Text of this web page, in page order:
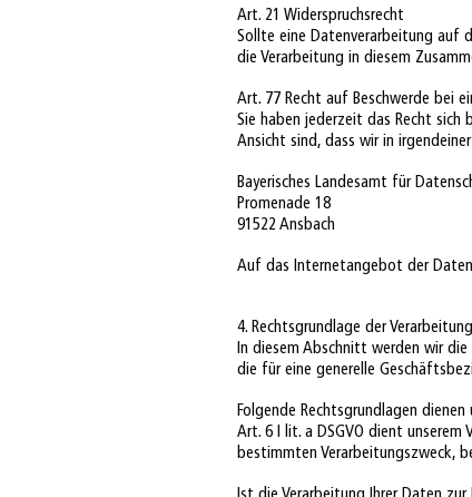
Art. 21 Widerspruchsrecht
Sollte eine Datenverarbeitung auf
die Verarbeitung in diesem
Art. 77 Recht auf Beschwerde bei
Sie haben jederzeit das Recht sich
Ansicht sind, dass wir in
Bayerisches Landesamt für
Promenade 18
91522 Ansbach
Auf das Internetangebot der
4. Rechtsgrundlage der Verarbeitung
In diesem Abschnitt werden wir
die für eine generelle
Folgende Rechtsgrundlagen
Art. 6 I lit. a DSGVO dient unserem
bestimmten Verarbeitungszweck,